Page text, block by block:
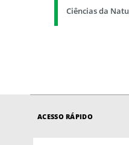
Ciências da
ACESSO RÁPIDO